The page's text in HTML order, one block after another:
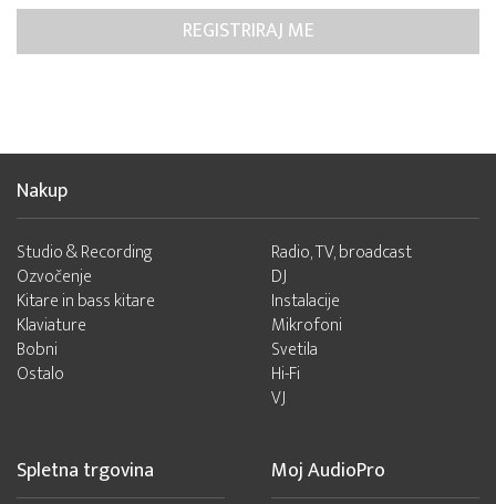
Nakup
Studio & Recording
Ozvočenje
Kitare in bass kitare
Klaviature
Bobni
Ostalo
Radio, TV, broadcast
DJ
Instalacije
Mikrofoni
Svetila
Hi-Fi
VJ
Spletna trgovina Moj AudioPro